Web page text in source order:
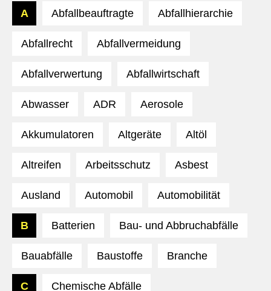
A Abfallbeauftragte Abfallhierarchie
Abfallrecht Abfallvermeidung
Abfallverwertung Abfallwirtschaft
Abwasser ADR Aerosole
Akkumulatoren Altgeräte Altöl
Altreifen Arbeitsschutz Asbest
Ausland Automobil Automobilität
B Batterien Bau- und Abbruchabfälle
Bauabfälle Baustoffe Branche
C Chemische Abfälle